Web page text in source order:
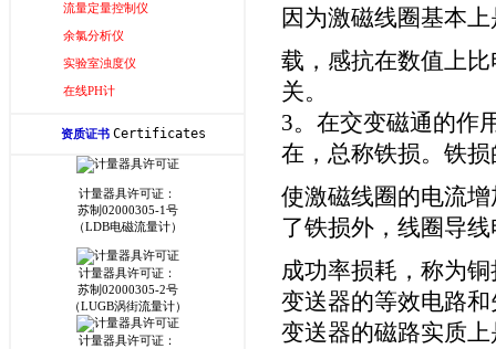
流量定量控制仪
余氯分析仪
实验室浊度仪
在线PH计
资质证书 Certificates
计量器具许可证：
苏制02000305-1号
（LDB电磁流量计）
计量器具许可证：
苏制02000305-2号
（LUGB涡街流量计）
计量器具许可证：
因为激磁线圈基本
载，感抗在数值上
关。
3。在交变磁通的作
在，总称铁损。铁
使激磁线圈的电流
了铁损外，线圈导
成功率损耗，称为铜
变送器的等效电路和
变送器的磁路实质